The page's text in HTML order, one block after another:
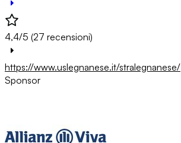
4,4/5 (27 recensioni)
https://www.uslegnanese.it/stralegnanese/
Sponsor